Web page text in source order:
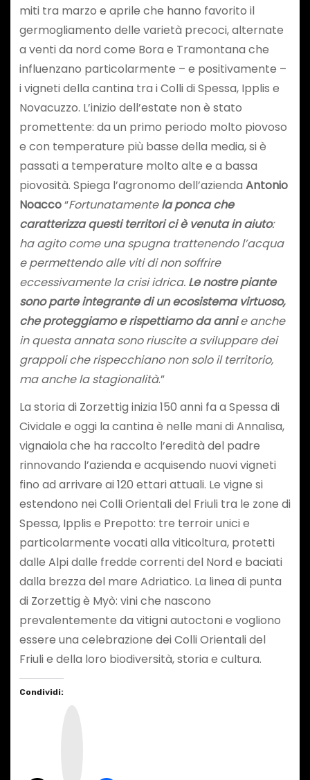
miti tra marzo e aprile che hanno favorito il
germogliamento delle varietà precoci, alternate
a venti da nord come Bora e Tramontana che
influenzano particolarmente – e positivamente –
i vigneti della cantina tra i Colli di Spessa, Ipplis e
Novacuzzo. L’inizio dell’estate non è stato
promettente: da un primo periodo molto piovoso
e con temperature più basse della media, si è
passati a temperature molto alte e a bassa
piovosità. Spiega l’agronomo dell’azienda Antonio
Noacco“Fortunatamentela ponca che
caratterizza questi territori ci è venuta in aiuto:
ha agito come una spugna trattenendo l’acqua
e permettendo alle viti di non soffrire
eccessivamente la crisi idrica. Le nostre piante
sono parte integrante di un ecosistema virtuoso,
che proteggiamo e rispettiamo da annie anche
in questa annata sono riuscite a sviluppare dei
grappoli che rispecchiano non solo il territorio,
ma anche la stagionalità.”
La storia di Zorzettig inizia 150 anni fa a Spessa di
Cividale e oggi la cantina è nelle mani di Annalisa,
vignaiola che ha raccolto l’eredità del padre
rinnovando l’azienda e acquisendo nuovi vigneti
fino ad arrivare ai 120 ettari attuali. Le vigne si
estendono nei Colli Orientali del Friuli tra le zone di
Spessa, Ipplis e Prepotto: tre terroir unici e
particolarmente vocati alla viticoltura, protetti
dalle Alpi dalle fredde correnti del Nord e baciati
dalla brezza del mare Adriatico. La linea di punta
di Zorzettig è Myò: vini che nascono
prevalentemente da vitigni autoctoni e vogliono
essere una celebrazione dei Colli Orientali del
Friuli e della loro biodiversità, storia e cultura.
Condividi: